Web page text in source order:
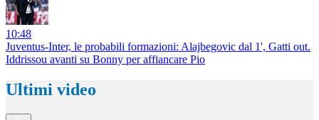
10:48
Juventus-Inter, le probabili formazioni: Alajbegovic dal 1', Gatti out.
Iddrissou avanti su Bonny per affiancare Pio
Ultimi video